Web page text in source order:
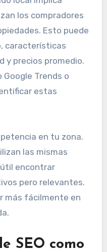
los compradores
Esto puede
características
y precios promedio.
Trends o
estas
en tu zona.
las mismas
encontrar
pero relevantes.
más fácilmente en
SEO como